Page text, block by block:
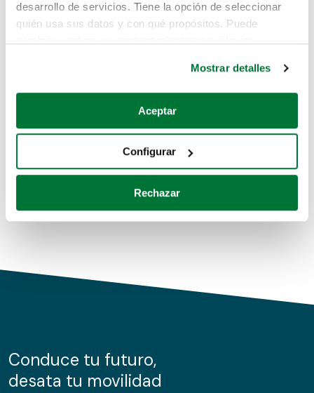
desarrollo de servicios. Tiene la opción de seleccionar
quién usa sus datos y con qué propósitos. Puede
Si lo permite, también quisiéramos:
Recopilar información sobre su ubicación geográfica
Identificar su dispositivo analizándolo activamente
para buscar características específicas (huellas
Obtenga más información sobre cómo se procesan sus
de cookies.
información sobre el uso que haga del sitio web con
nuestros partners de redes sociales, publicidad y análisis
Mostrar detalles
Aceptar
Configurar
Rechazar
Pero puedes encontrar el coche que estás
buscando en alguno de estos enlaces:
Coches de segunda mano
Coches de km0
Conduce tu futuro,
desata tu movilidad